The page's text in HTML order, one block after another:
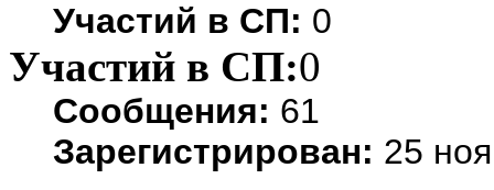
Участий в СП: 0
Участий в СП:0
Сообщения: 61
Зарегистрирован: 25